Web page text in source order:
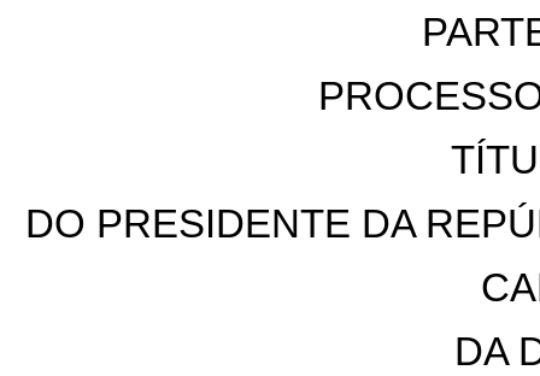
DO PRESIDENTE DA
DA